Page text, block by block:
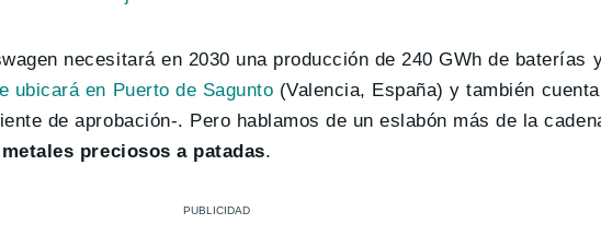
necesitará en 2030 una producción de 240 GWh de baterías
ubicará en Puerto de Sagunto (Valencia, España) y también
de aprobación-. Pero hablamos de un eslabón más de la
preciosos a patadas.